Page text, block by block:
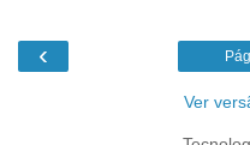
‹
Ver